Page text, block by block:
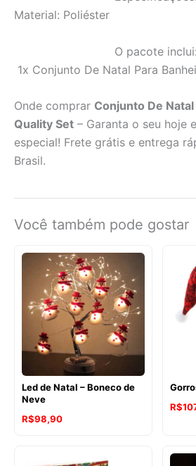
Material: Poliéster
O pacote inclui:
1x Conjunto De Natal Para
Onde comprar Conjunto De Natal
Quality Set – Garanta o seu hoje
especial! Frete grátis e entrega
Brasil.
Você também pode gostar
Led de Natal – Boneco de
Neve
R$98,90
R$